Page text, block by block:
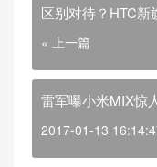
区别对待？HTC
« 上一篇
雷军曝小米MIX惊
2017-01-13